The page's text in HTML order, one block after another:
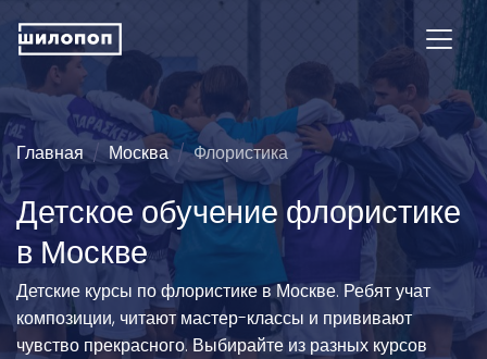
Главная Москва Флористика
Детское обучение флористике
в Москве
Детские курсы по флористике в Москве. Ребят учат
композиции, читают мастер-классы и прививают
чувство прекрасного. Выбирайте из разных курсов